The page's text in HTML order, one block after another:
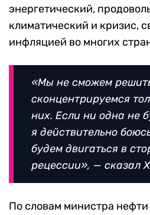
энергетический,
климатический и кризис,
инфляцией во многих
«Мы не сможем
сконцентрируемся
них. Если ни одна не
я действительно
будем двигаться в
рецессии», — сказал
По словам министра нефти